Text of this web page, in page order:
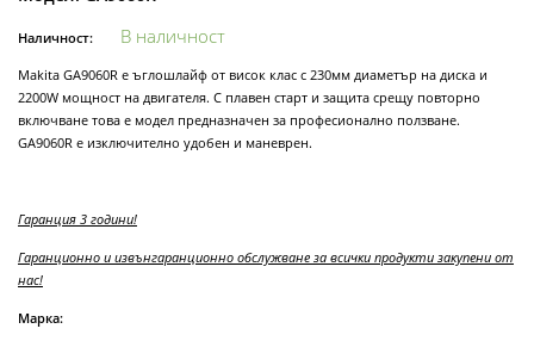
Наличност: В наличност
Makita GA9060R e ъглошлайф от висок клас с 230мм диаметър на диска и
2200W мощност на двигателя. С плавен старт и защита срещу повторно
включване това е модел предназначен за професионално ползване.
GA9060R е изключително удобен и маневрен.
Гаранция 3 години!
Гаранционно и извънгаранционно обслужване за всички продукти закупени от
нас!
Марка: